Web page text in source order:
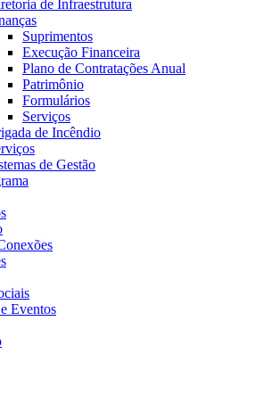
de Infraestrutura
Suprimentos
Execução Financeira
Plano de Contratações Anual
Patrimônio
Formulários
Serviços
de Incêndio
de Gestão
Eventos